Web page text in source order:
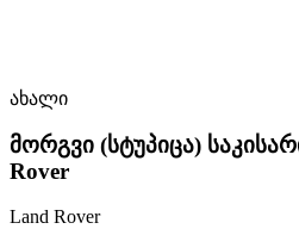
ახალი
მორგვი (სტუპიცა)
Rover
Land Rover